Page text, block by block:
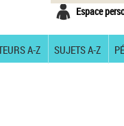
Espace
A-Z SUJETS A-Z